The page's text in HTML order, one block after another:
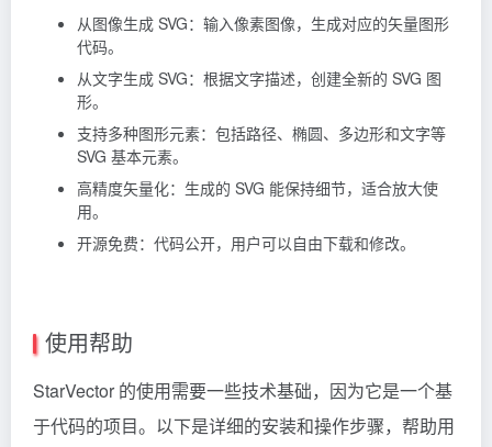
从图像生成 SVG：输入像素图像，生成对应的矢量图形
代码。
从文字生成 SVG：根据文字描述，创建全新的 SVG 图
形。
支持多种图形元素：包括路径、椭圆、多边形和文字等
SVG 基本元素。
高精度矢量化：生成的 SVG 能保持细节，适合放大使
用。
开源免费：代码公开，用户可以自由下载和修改。
使用帮助
StarVector 的使用需要一些技术基础，因为它是一个基
于代码的项目。以下是详细的安装和操作步骤，帮助用